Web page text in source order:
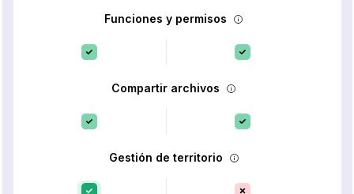
Funciones y permisos
Compartir archivos
Gestión de territorio